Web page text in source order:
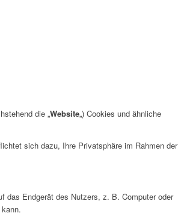
die „Website„) Cookies und ähnliche
sich dazu, Ihre Privatsphäre im Rahmen der
das Endgerät des Nutzers, z. B. Computer oder